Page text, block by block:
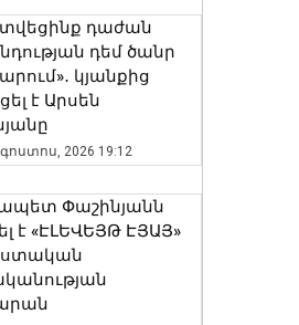
խաղ․
2026 11:49
Ձեր
համար՝
գործում․ Դիլոն
2026 11:40
միությունը
դաժան
դեմ ծանր
կյանքից
է Արսեն
2026 19:12
Փաշինյանն
է «ԷԼԵՎԵՅԹ ԷՅԱՅ»